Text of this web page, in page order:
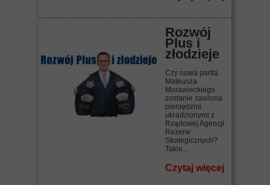
Rozwój
Plus i
złodzieje
Czy nowa partia
Mateusza
Morawieckiego
zostanie zasilona
pieniędzmi
ukradzionymi z
Rządowej Agencji
Rezerw
Strategicznych?
Takie...
Czytaj więcej